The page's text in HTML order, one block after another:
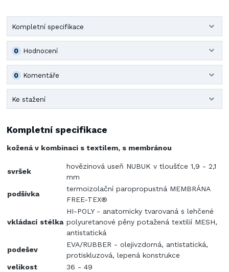
Kompletní specifikace
Hodnocení
0
Komentáře
0
Ke stažení
Kompletní specifikace
kožená v kombinaci s textilem, s membránou
svršek
hovězinová useň NUBUK v tloušťce 1,9 - 2,1
mm
podšívka
termoizolační paropropustná MEMBRÁNA
FREE-TEX®
vkládací stélka
HI-POLY - anatomicky tvarovaná s lehčené
polyuretanové pěny potažená textilií MESH,
antistatická
podešev
EVA/RUBBER - olejivzdorná, antistatická,
protiskluzová, lepená konstrukce
velikost
36 - 49